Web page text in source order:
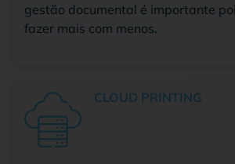
gestão documental é importante
fazer mais com menos.
CLOUD PRINTING